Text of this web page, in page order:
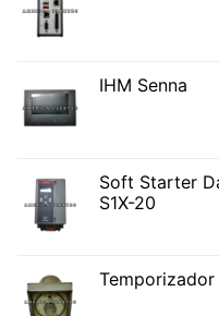
IHM Senna
Soft Starter
S1X-20